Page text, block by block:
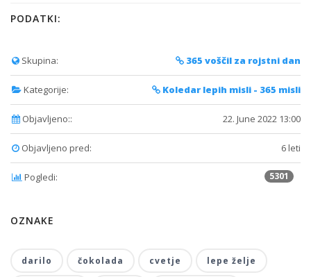
PODATKI:
Skupina: 365 voščil za rojstni dan
Kategorije: Koledar lepih misli - 365 misli
Objavljeno:: 22. June 2022 13:00
Objavljeno pred: 6 leti
Pogledi: 5301
OZNAKE
darilo čokolada cvetje lepe želje